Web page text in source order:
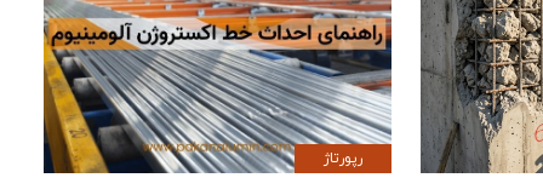
رپورتاژ